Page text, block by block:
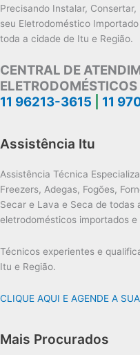
Precisando Instalar,
seu Eletrodoméstico
toda a cidade de Itu e Região.
CENTRAL DE
11 96213-3615
11
Assistência Itu
Assistência Técnica
Freezers, Adegas, Fogões,
Secar e Lava e Seca de todas
eletrodomésticos importados e
Técnicos experientes e
Itu e Região.
CLIQUE AQUI E AGENDE A
Mais Procurados